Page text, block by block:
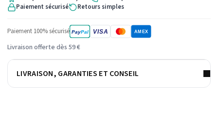
Paiement sécurisé
Retours simples
Paiement 100% sécurisé PayPal VISA AMEX
Livraison offerte dès 59 €
LIVRAISON, GARANTIES ET CONSEIL